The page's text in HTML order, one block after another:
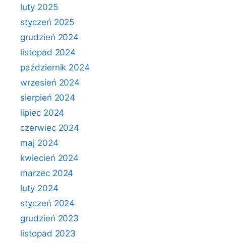
luty 2025
styczeń 2025
grudzień 2024
listopad 2024
październik 2024
wrzesień 2024
sierpień 2024
lipiec 2024
czerwiec 2024
maj 2024
kwiecień 2024
marzec 2024
luty 2024
styczeń 2024
grudzień 2023
listopad 2023